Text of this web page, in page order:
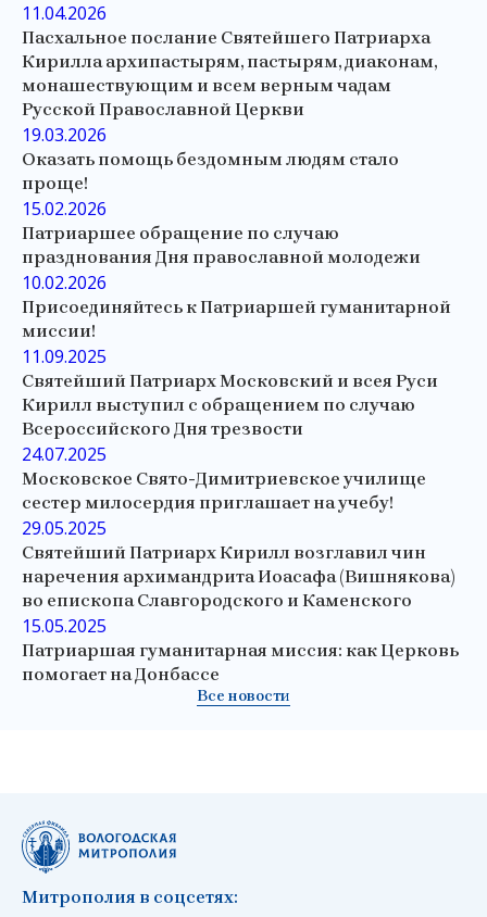
11.04.2026
Пасхальное послание Святейшего Патриарха
Кирилла архипастырям, пастырям, диаконам,
монашествующим и всем верным чадам
Русской Православной Церкви
19.03.2026
Оказать помощь бездомным людям стало
проще!
15.02.2026
Патриаршее обращение по случаю
празднования Дня православной молодежи
10.02.2026
Присоединяйтесь к Патриаршей гуманитарной
миссии!
11.09.2025
Святейший Патриарх Московский и всея Руси
Кирилл выступил с обращением по случаю
Всероссийского Дня трезвости
24.07.2025
Московское Свято-Димитриевское училище
сестер милосердия приглашает на учебу!
29.05.2025
Святейший Патриарх Кирилл возглавил чин
наречения архимандрита Иоасафа (Вишнякова)
во епископа Славгородского и Каменского
15.05.2025
Патриаршая гуманитарная миссия: как Церковь
помогает на Донбассе
Все новости
Митрополия в соцсетях: